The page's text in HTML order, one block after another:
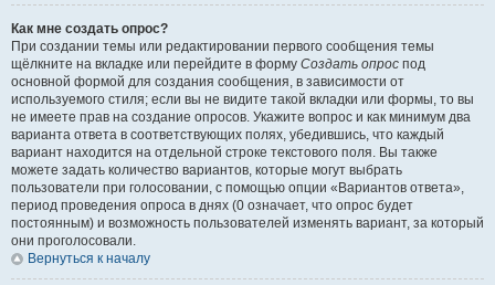
Как мне создать опрос?
При создании темы или редактировании первого сообщения темы
щёлкните на вкладке или перейдите в форму Создать опрос под
основной формой для создания сообщения, в зависимости от
используемого стиля; если вы не видите такой вкладки или формы, то вы
не имеете прав на создание опросов. Укажите вопрос и как минимум два
варианта ответа в соответствующих полях, убедившись, что каждый
вариант находится на отдельной строке текстового поля. Вы также
можете задать количество вариантов, которые могут выбрать
пользователи при голосовании, с помощью опции «Вариантов ответа»,
период проведения опроса в днях (0 означает, что опрос будет
постоянным) и возможность пользователей изменять вариант, за который
они проголосовали.
Вернуться к началу